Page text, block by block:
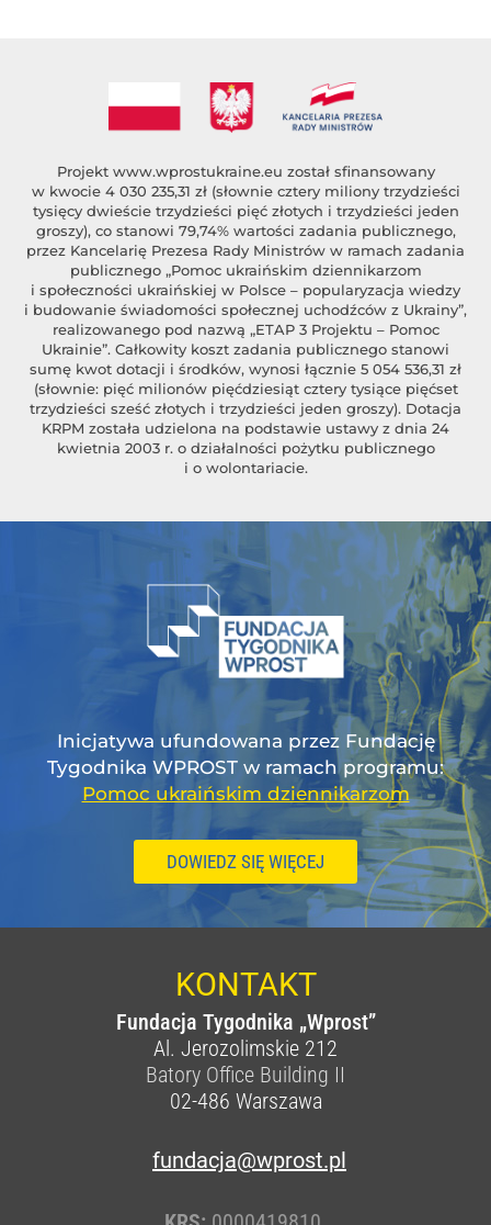
Projekt www.wprostukraine.eu został sfinansowany
w kwocie 4 030 235,31 zł (słownie cztery miliony trzydzieści
tysięcy dwieście trzydzieści pięć złotych i trzydzieści jeden
groszy), co stanowi 79,74% wartości zadania publicznego,
przez Kancelarię Prezesa Rady Ministrów w ramach zadania
publicznego „Pomoc ukraińskim dziennikarzom
i społeczności ukraińskiej w Polsce – popularyzacja wiedzy
i budowanie świadomości społecznej uchodźców z Ukrainy”,
realizowanego pod nazwą „ETAP 3 Projektu – Pomoc
Ukrainie”. Całkowity koszt zadania publicznego stanowi
sumę kwot dotacji i środków, wynosi łącznie 5 054 536,31 zł
(słownie: pięć milionów pięćdziesiąt cztery tysiące pięćset
trzydzieści sześć złotych i trzydzieści jeden groszy). Dotacja
KRPM została udzielona na podstawie ustawy z dnia 24
kwietnia 2003 r. o działalności pożytku publicznego
i o wolontariacie.
Inicjatywa ufundowana przez Fundację
Tygodnika WPROST w ramach programu:
Pomoc ukraińskim dziennikarzom
DOWIEDZ SIĘ WIĘCEJ
KONTAKT
Fundacja Tygodnika „Wprost”
Al. Jerozolimskie 212
Batory Office Building II
02-486 Warszawa
fundacja@wprost.pl